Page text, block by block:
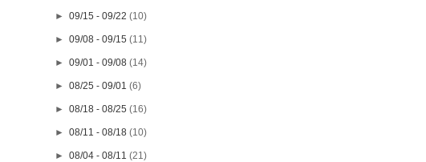
►09/15 - 09/22(10)
►09/08 - 09/15(11)
►09/01 - 09/08(14)
►08/25 - 09/01(6)
►08/18 - 08/25(16)
►08/11 - 08/18(10)
►08/04 - 08/11(21)